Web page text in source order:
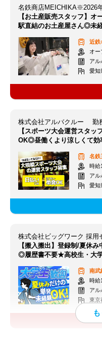
名鉄商店MEICHIKA※2026
【お土産販売スタッフ】
駅直結のお土産屋さん◎未
近鉄
オー
アル
愛知
株式会社アルバクルー 勤
【スポーツ大会運営スタッ
OK◎昼働くより涼しくて効
名鉄
時給
アル
愛知
【搬入搬出】登録制/夏休
◎履歴書不要★高校生・大学
南武
時給
アル
東京